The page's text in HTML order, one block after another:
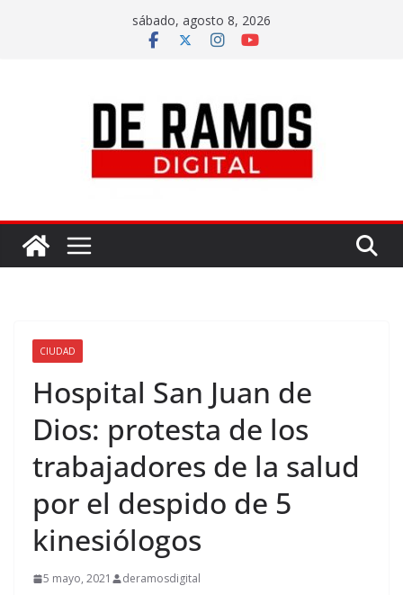
sábado, agosto 8, 2026
CIUDAD
Hospital San Juan de
Dios: protesta de los
trabajadores de la salud
por el despido de 5
kinesiólogos
5 mayo, 2021 deramosdigital